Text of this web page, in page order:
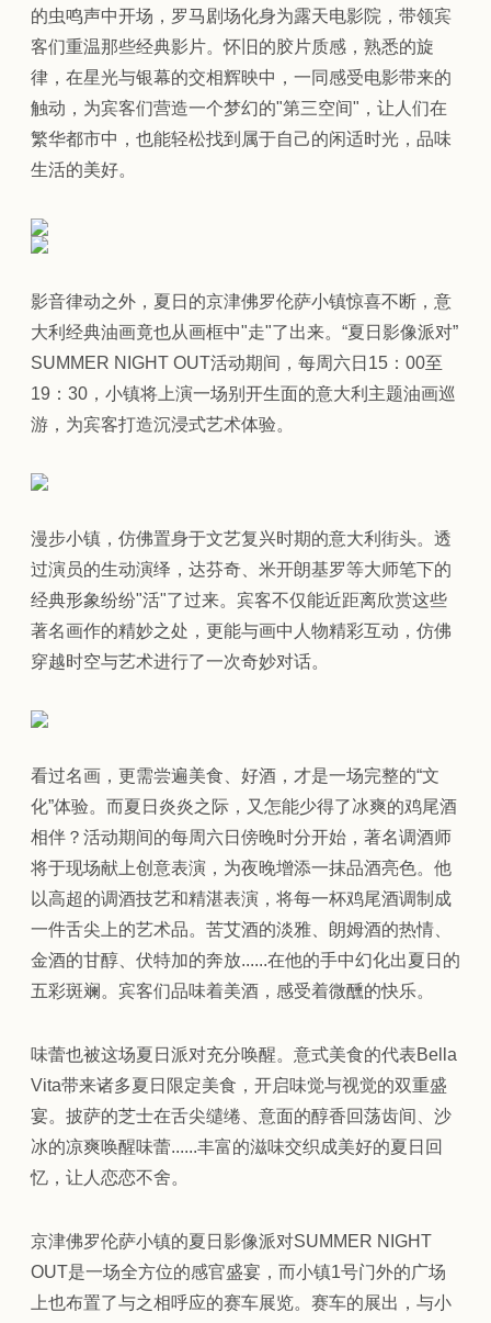
的虫鸣声中开场，罗马剧场化身为露天电影院，带领宾
客们重温那些经典影片。怀旧的胶片质感，熟悉的旋
律，在星光与银幕的交相辉映中，一同感受电影带来的
触动，为宾客们营造一个梦幻的"第三空间"，让人们在
繁华都市中，也能轻松找到属于自己的闲适时光，品味
生活的美好。
影音律动之外，夏日的京津佛罗伦萨小镇惊喜不断，意
大利经典油画竟也从画框中"走"了出来。“夏日影像派对”
SUMMER NIGHT OUT活动期间，每周六日15：00至
19：30，小镇将上演一场别开生面的意大利主题油画巡
游，为宾客打造沉浸式艺术体验。
漫步小镇，仿佛置身于文艺复兴时期的意大利街头。透
过演员的生动演绎，达芬奇、米开朗基罗等大师笔下的
经典形象纷纷"活"了过来。宾客不仅能近距离欣赏这些
著名画作的精妙之处，更能与画中人物精彩互动，仿佛
穿越时空与艺术进行了一次奇妙对话。
看过名画，更需尝遍美食、好酒，才是一场完整的“文
化”体验。而夏日炎炎之际，又怎能少得了冰爽的鸡尾酒
相伴？活动期间的每周六日傍晚时分开始，著名调酒师
将于现场献上创意表演，为夜晚增添一抹品酒亮色。他
以高超的调酒技艺和精湛表演，将每一杯鸡尾酒调制成
一件舌尖上的艺术品。苦艾酒的淡雅、朗姆酒的热情、
金酒的甘醇、伏特加的奔放......在他的手中幻化出夏日的
五彩斑斓。宾客们品味着美酒，感受着微醺的快乐。
味蕾也被这场夏日派对充分唤醒。意式美食的代表Bella
Vita带来诸多夏日限定美食，开启味觉与视觉的双重盛
宴。披萨的芝士在舌尖缱绻、意面的醇香回荡齿间、沙
冰的凉爽唤醒味蕾......丰富的滋味交织成美好的夏日回
忆，让人恋恋不舍。
京津佛罗伦萨小镇的夏日影像派对SUMMER NIGHT
OUT是一场全方位的感官盛宴，而小镇1号门外的广场
上也布置了与之相呼应的赛车展览。赛车的展出，与小